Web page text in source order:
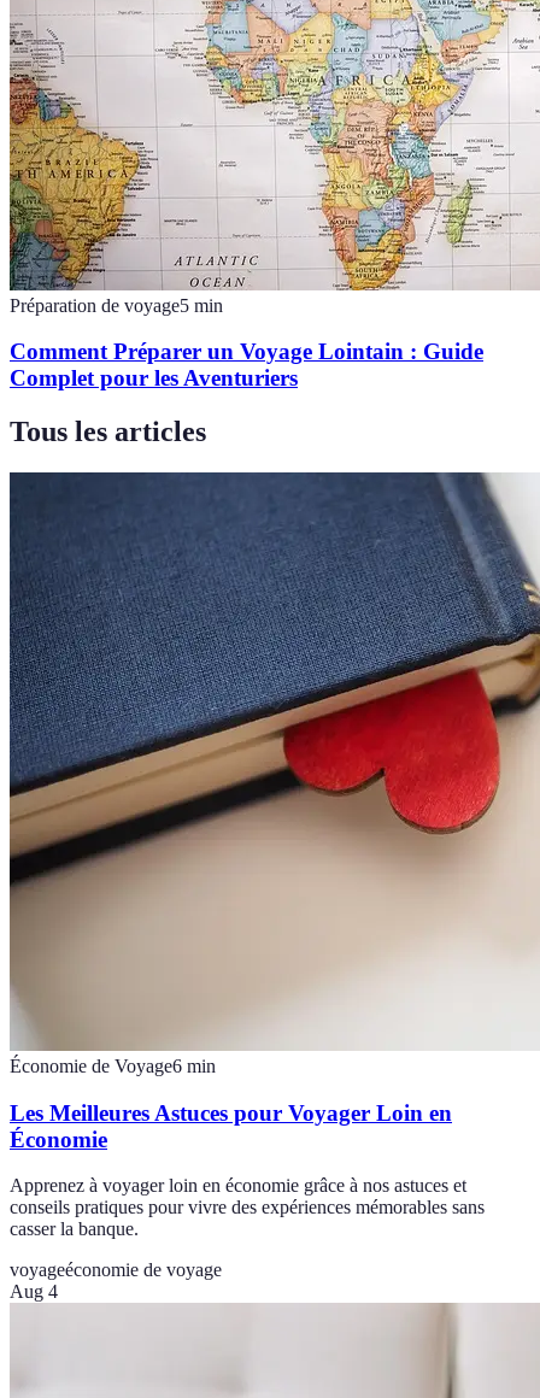
Préparation de voyage5 min
Comment Préparer un Voyage Lointain : Guide
Complet pour les Aventuriers
Tous les articles
Économie de Voyage6 min
Les Meilleures Astuces pour Voyager Loin en
Économie
Apprenez à voyager loin en économie grâce à nos astuces et
conseils pratiques pour vivre des expériences mémorables sans
casser la banque.
voyageéconomie de voyage
Aug 4